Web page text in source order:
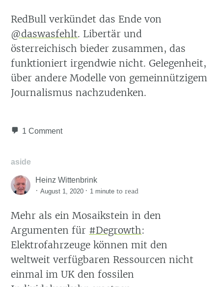
RedBull verkündet das Ende von
@daswasfehlt. Libertär und
österreichisch bieder zusammen, das
funktioniert irgendwie nicht. Gelegenheit,
über andere Modelle von gemeinnützigem
Journalismus nachzudenken.
1 Comment
aside
Heinz Wittenbrink
·August 1, 2020 · 1 minute to read
Mehr als ein Mosaikstein in den
Argumenten für #Degrowth:
Elektrofahrzeuge können mit den
weltweit verfügbaren Ressourcen nicht
einmal im UK den fossilen